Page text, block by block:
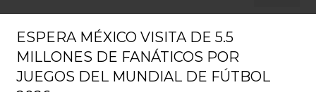
ESPERA MÉXICO VISITA DE 5.5
MILLONES DE FANÁTICOS POR
JUEGOS DEL MUNDIAL DE FÚTBOL